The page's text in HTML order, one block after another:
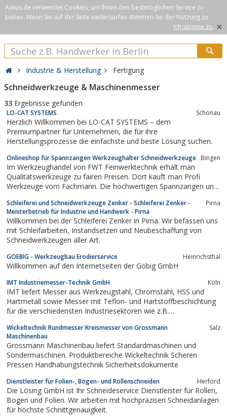
Axxus.de verwendet Cookies, um Ihnen den bestmöglichen Service zu
bieten. Wenn Sie auf der Seite weitersurfen stimmen Sie der Nutzung zu.
Ich stimme zu. ×
Industrie & Herstellung Fertigung
Schneidwerkzeuge & Maschinenmesser
33 Ergebnisse gefunden
LO-CAT SYSTEMS Schönau
Herzlich Willkommen bei LO-CAT SYSTEMS – dem
Premiumpartner für Unternehmen, die für ihre
Herstellungsprozesse die einfachste und beste Lösung suchen.
Onlineshop für Spannzangen Werkzeughalter Schneidwerkzeuge Bingen
Im Werkzeughandel von FWT Feinwerktechnik erhält man
Qualitätswerkzeuge zu fairen Preisen. Dort kauft man Profi
Werkzeuge vom Fachmann. Die hochwertigen Spannzangen und
innovativen Ölskimmer garantieren das leistungsfähige Abtragen
von Fremdölen. Umfangreiche...
Schleiferei und Schneidwerkzeuge Zenker - Schleiferei Zenker -
Meisterbetrieb für Industrie und Handwerk - Pirna
Pirna
Willkommen bei der Schleiferei Zenker in Pirna. Wir befassen uns
mit Schleifarbeiten, Instandsetzen und Neubeschaffung von
Schneidwerkzeugen aller Art.
GOEBIG - Werkzeugbau Erodierservice Heinrichsthal
Willkommen auf den Internetseiten der Göbig GmbH
IMT Industriemesser-Technik GmbH Köln
IMT liefert Messer aus Werkzeugstahl, Chromstahl, HSS und
Hartmetall sowie Messer mit Teflon- und Hartstoffbeschichtung
für die verschiedensten Industriesektoren wie z.B.
und Kunststoffindustrie und vieles mehr.
Wickeltechnik Rundmesser Kreismesser von Grossmann
Maschinenbau
Salz
Grossmann Maschinenbau liefert Standardmaschinen und
Sondermaschinen. Produktbereiche Wickeltechnik Scheren
Pressen Handhabungstechnik Sicherheitsdokumente
Dienstleister für Folien-, Bogen- und Rollenschneiden Herford
Die Lösing GmbH ist Ihr Schneideservice Dienstleister für Rollen,
Bogen und Folien. Wir arbeiten mit hochpräzisen Schneidanlagen
für höchste Schnittgenauigkeit.